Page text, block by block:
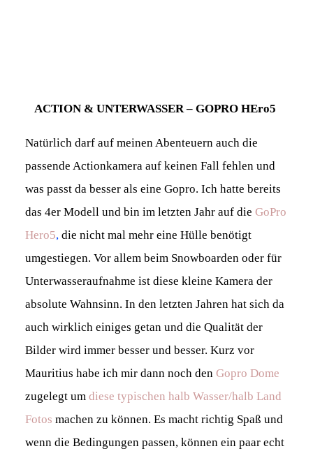
ACTION & UNTERWASSER – GOPRO HEro5
Natürlich darf auf meinen Abenteuern auch die
passende Actionkamera auf keinen Fall fehlen und
was passt da besser als eine Gopro. Ich hatte bereits
das 4er Modell und bin im letzten Jahr auf die GoPro
Hero5,die nicht mal mehr eine Hülle benötigt
umgestiegen. Vor allem beim Snowboarden oder für
Unterwasseraufnahme ist diese kleine Kamera der
absolute Wahnsinn. In den letzten Jahren hat sich da
auch wirklich einiges getan und die Qualität der
Bilder wird immer besser und besser. Kurz vor
Mauritius habe ich mir dann noch den Gopro Dome
zugelegt um diese typischen halb Wasser/halb Land
Fotos machen zu können. Es macht richtig Spaß und
wenn die Bedingungen passen, können ein paar echt